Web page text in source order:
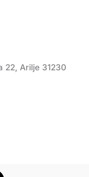
22, Arilje 31230